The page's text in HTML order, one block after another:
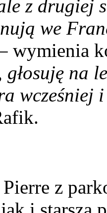
z drugiej
we
wymienia
głosuję na
wcześniej
z